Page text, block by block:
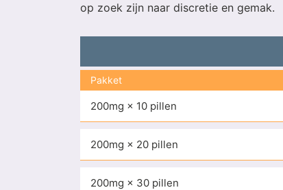
op zoek zijn naar discretie en gemak.
Pakket
200mg × 10 pillen
200mg × 20 pillen
200mg × 30 pillen